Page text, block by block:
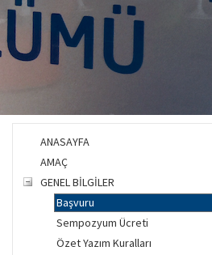
ANASAYFA
AMAÇ
GENEL BİLGİLER
Başvuru
Sempozyum Ücreti
Özet Yazım Kuralları